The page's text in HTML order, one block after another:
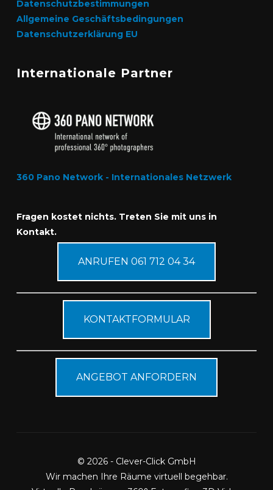
Datenschutzbestimmungen
Allgemeine Geschäftsbedingungen
Datenschutzerklärung EU
Internationale Partner
360 Pano Network - Internationales Netzwerk
Fragen kostet nichts. Treten Sie mit uns in
Kontakt.
ANRUFEN 061 712 04 34
KONTAKTFORMULAR
ANGEBOT ANFORDERN
© 2026 - Clever-Click GmbH
Wir machen Ihre Räume virtuell begehbar.